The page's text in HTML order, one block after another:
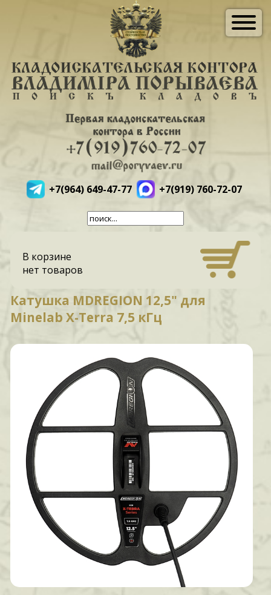
+7(964) 649-47-77 +7(919) 760-72-07
В корзине
нет товаров
Катушка MDREGION 12,5" для
Minelab X-Terra 7,5 кГц